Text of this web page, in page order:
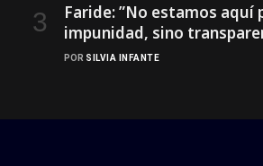
Faride: ”No estamos aquí
impunidad, sino
POR SILVIA INFANTE